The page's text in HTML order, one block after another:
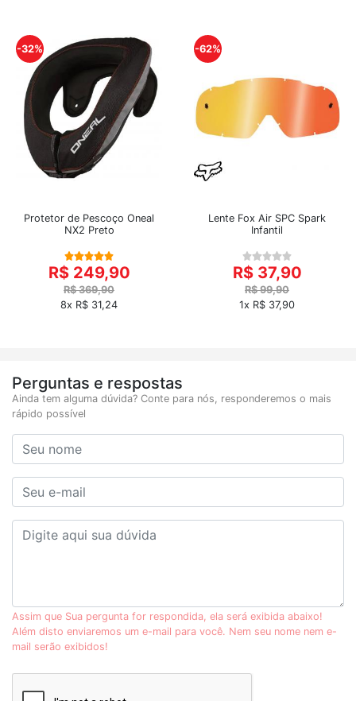
-32%
Protetor de Pescoço Oneal
NX2 Preto
R$ 249,90
R$ 369,90
8x R$ 31,24
-62%
Lente Fox Air SPC Spark
Infantil
R$ 37,90
R$ 99,90
1x R$ 37,90
Perguntas e respostas
Ainda tem alguma dúvida? Conte para nós, responderemos o mais
rápido possível
Assim que Sua pergunta for respondida, ela será exibida abaixo!
Além disto enviaremos um e-mail para você. Nem seu nome nem e-
mail serão exibidos!